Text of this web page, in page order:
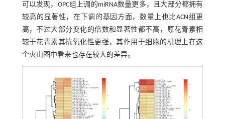
可以发现，OPC组上调的miRNA数量更多，且大部分都拥有
较高的显著性，在下调的基因方面，数量上也比ACN组更
高，不过大部分变化的倍数和显著性都不高，原花青素相
较于花青素其抗氧化性更强，其作用于细胞的机理上在这
个火山图中看来也存在较大的差异。